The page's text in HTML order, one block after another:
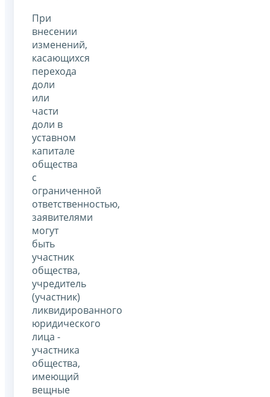
При
внесении
изменений,
касающихся
перехода
доли
или
части
доли в
уставном
капитале
общества
с
ограниченной
ответственностью,
заявителями
могут
быть
участник
общества,
учредитель
(участник)
ликвидированного
юридического
лица -
участника
общества,
имеющий
вещные